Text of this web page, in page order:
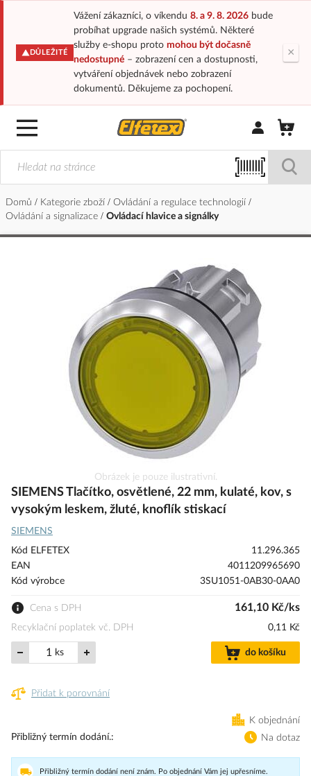
DŮLEŽITÉ
Vážení zákazníci, o víkendu 8. a 9. 8. 2026bude
probíhat upgrade našich systémů. Některé
služby e-shopu proto mohou být dočasně
nedostupné– zobrazení cen a dostupnosti,
vytváření objednávek nebo zobrazení
dokumentů. Děkujeme za pochopení.
×
Přihlásit/
Domů Kategorie zboží
Ovládání a regulace technologií
Ovládání a signalizace
Ovládací hlavice a signálky
na
začátek
galerie
s
obrázky
Obrázek je pouze ilustrativní.
SIEMENS Tlačítko, osvětlené, 22 mm, kulaté, kov, s
vysokým leskem, žluté, knoflík stiskací
SIEMENS
Kód ELFETEX
11.296.365
EAN
4011209965690
Kód výrobce
3SU1051-0AB30-0AA0
Cena s DPH 161,10 Kč/ks
Recyklační poplatek vč. DPH 0,11 Kč
ks do košíku
Přidat k porovnání
K objednání
Přibližný termín dodání.
Na dotaz
Přibližný termín dodání není znám. Po objednání Vám jej upřesníme.